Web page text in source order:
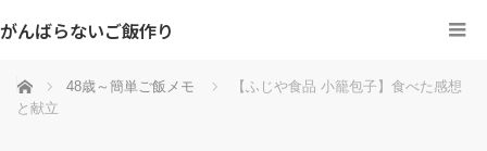
がんばらないご飯作り
ホーム 48歳～簡単ご飯メモ
【ふじや食品 小籠包子】食べた感想
と献立